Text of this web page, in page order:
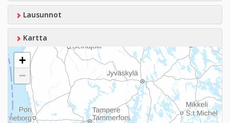
Lausunnot
Kartta
+
−